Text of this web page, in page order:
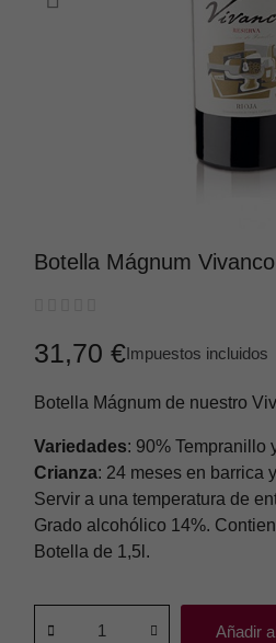
Botella Mágnum
31,70 €Impuestos incluidos
Botella Mágnum de nuestro
Variedades: 90% Tempranillo
Crianza: 24 meses en barrica
Servir a una temperatura de
Grado alcohólico 14%.
Botella de 1,5l.
Añadir